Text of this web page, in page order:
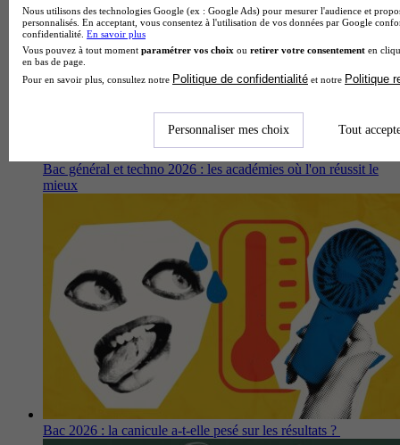
Bac général et techno 2026 : les académies où l'on réussit le
mieux
Bac 2026 : la canicule a-t-elle pesé sur les résultats ?
Nous utilisons des technologies Google (ex : Google Ads) pour mesurer l'audience et
personnalisés. En acceptant, vous consentez à l'utilisation de vos données par Google
confidentialité. En savoir plus
Vous pouvez à tout moment paramétrer vos choix ou retirer votre consentement en
en bas de page.
Pour en savoir plus, consultez notre Politique de confidentialité et notre Politique
Personnaliser mes choix Tout